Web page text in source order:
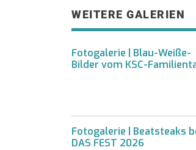
WEITERE GALERIEN
Fotogalerie | Blau-Weiße-
Bilder vom KSC-
Fotogalerie | Beatsteaks
DAS FEST 2026